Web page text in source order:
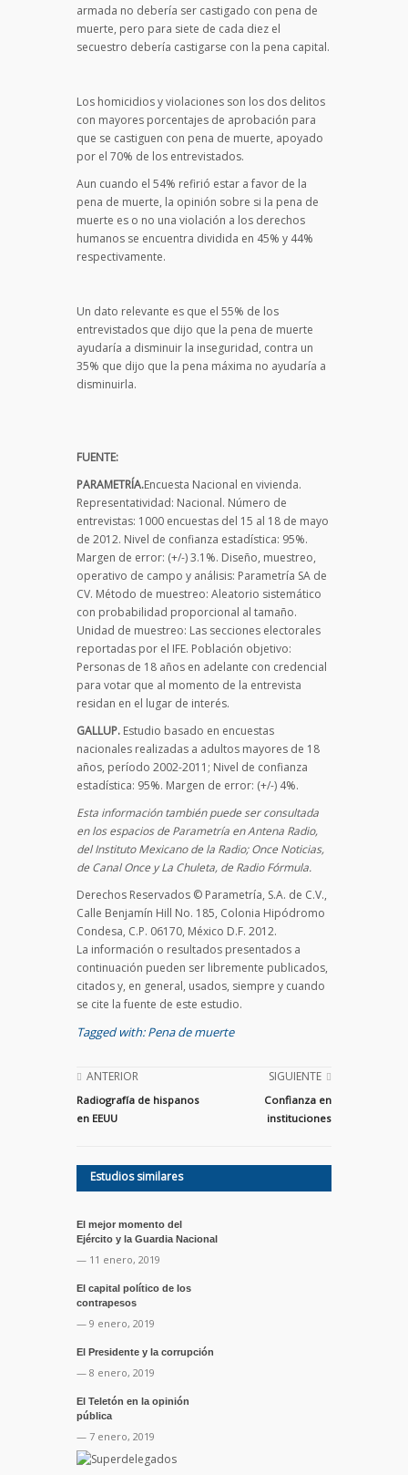
armada no debería ser castigado con pena de
muerte, pero para siete de cada diez el
secuestro debería castigarse con la pena capital.
Los homicidios y violaciones son los dos delitos
con mayores porcentajes de aprobación para
que se castiguen con pena de muerte, apoyado
por el 70% de los entrevistados.
Aun cuando el 54% refirió estar a favor de la
pena de muerte, la opinión sobre si la pena de
muerte es o no una violación a los derechos
humanos se encuentra dividida en 45% y 44%
respectivamente.
Un dato relevante es que el 55% de los
entrevistados que dijo que la pena de muerte
ayudaría a disminuir la inseguridad, contra un
35% que dijo que la pena máxima no ayudaría a
disminuirla.
FUENTE:
PARAMETRÍA.Encuesta Nacional en vivienda.
Representatividad: Nacional. Número de
entrevistas: 1000 encuestas del 15 al 18 de mayo
de 2012. Nivel de confianza estadística: 95%.
Margen de error: (+/-) 3.1%. Diseño, muestreo,
operativo de campo y análisis: Parametría SA de
CV. Método de muestreo: Aleatorio sistemático
con probabilidad proporcional al tamaño.
Unidad de muestreo: Las secciones electorales
reportadas por el IFE. Población objetivo:
Personas de 18 años en adelante con credencial
para votar que al momento de la entrevista
residan en el lugar de interés.
GALLUP. Estudio basado en encuestas
nacionales realizadas a adultos mayores de 18
años, período 2002-2011; Nivel de confianza
estadística: 95%. Margen de error: (+/-) 4%.
Esta información también puede ser consultada
en los espacios de Parametría en Antena Radio,
del Instituto Mexicano de la Radio; Once Noticias,
de Canal Once y La Chuleta, de Radio Fórmula.
Derechos Reservados © Parametría, S.A. de C.V.,
Calle Benjamín Hill No. 185, Colonia Hipódromo
Condesa, C.P. 06170, México D.F. 2012.
La información o resultados presentados a
continuación pueden ser libremente publicados,
citados y, en general, usados, siempre y cuando
se cite la fuente de este estudio.
Tagged with: Pena de muerte
ANTERIOR
Radiografía de hispanos
en EEUU
SIGUIENTE
Confianza en
instituciones
Estudios similares
El mejor momento del
Ejército y la Guardia Nacional
— 11 enero, 2019
El capital político de los
contrapesos
— 9 enero, 2019
El Presidente y la corrupción
— 8 enero, 2019
El Teletón en la opinión
pública
— 7 enero, 2019